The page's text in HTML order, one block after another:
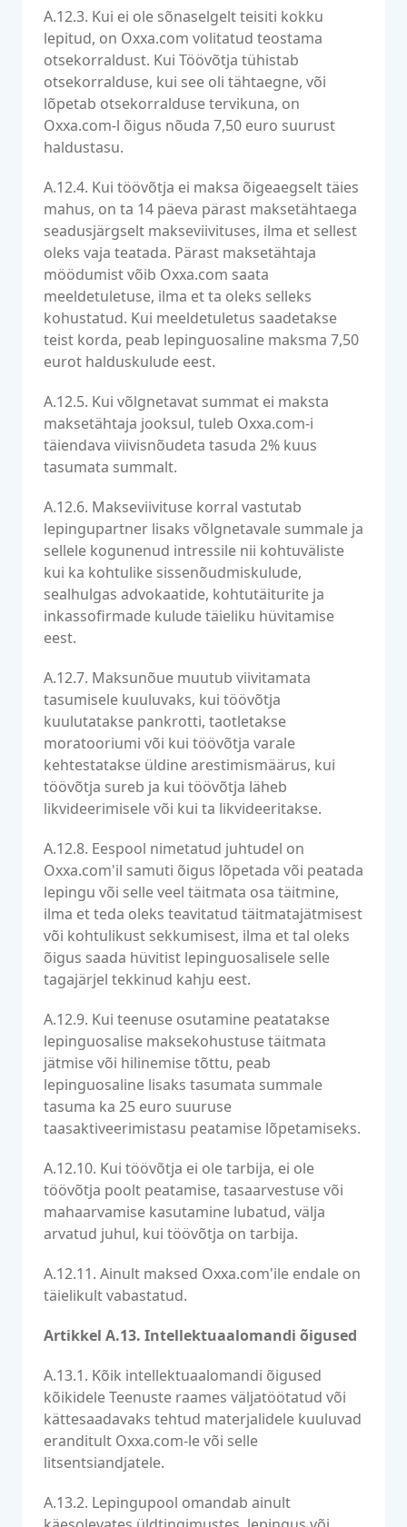
A.12.3. Kui ei ole sõnaselgelt teisiti kokku
lepitud, on Oxxa.com volitatud teostama
otsekorraldust. Kui Töövõtja tühistab
otsekorralduse, kui see oli tähtaegne, või
lõpetab otsekorralduse tervikuna, on
Oxxa.com-l õigus nõuda 7,50 euro suurust
haldustasu.
A.12.4. Kui töövõtja ei maksa õigeaegselt täies
mahus, on ta 14 päeva pärast maksetähtaega
seadusjärgselt makseviivituses, ilma et sellest
oleks vaja teatada. Pärast maksetähtaja
möödumist võib Oxxa.com saata
meeldetuletuse, ilma et ta oleks selleks
kohustatud. Kui meeldetuletus saadetakse
teist korda, peab lepinguosaline maksma 7,50
eurot halduskulude eest.
A.12.5. Kui võlgnetavat summat ei maksta
maksetähtaja jooksul, tuleb Oxxa.com-i
täiendava viivisnõudeta tasuda 2% kuus
tasumata summalt.
A.12.6. Makseviivituse korral vastutab
lepingupartner lisaks võlgnetavale summale ja
sellele kogunenud intressile nii kohtuväliste
kui ka kohtulike sissenõudmiskulude,
sealhulgas advokaatide, kohtutäiturite ja
inkassofirmade kulude täieliku hüvitamise
eest.
A.12.7. Maksunõue muutub viivitamata
tasumisele kuuluvaks, kui töövõtja
kuulutatakse pankrotti, taotletakse
moratooriumi või kui töövõtja varale
kehtestatakse üldine arestimismäärus, kui
töövõtja sureb ja kui töövõtja läheb
likvideerimisele või kui ta likvideeritakse.
A.12.8. Eespool nimetatud juhtudel on
Oxxa.com'il samuti õigus lõpetada või peatada
lepingu või selle veel täitmata osa täitmine,
ilma et teda oleks teavitatud täitmatajätmisest
või kohtulikust sekkumisest, ilma et tal oleks
õigus saada hüvitist lepinguosalisele selle
tagajärjel tekkinud kahju eest.
A.12.9. Kui teenuse osutamine peatatakse
lepinguosalise maksekohustuse täitmata
jätmise või hilinemise tõttu, peab
lepinguosaline lisaks tasumata summale
tasuma ka 25 euro suuruse
taasaktiveerimistasu peatamise lõpetamiseks.
A.12.10. Kui töövõtja ei ole tarbija, ei ole
töövõtja poolt peatamise, tasaarvestuse või
mahaarvamise kasutamine lubatud, välja
arvatud juhul, kui töövõtja on tarbija.
A.12.11. Ainult maksed Oxxa.com'ile endale on
täielikult vabastatud.
Artikkel A.13. Intellektuaalomandi õigused
A.13.1. Kõik intellektuaalomandi õigused
kõikidele Teenuste raames väljatöötatud või
kättesaadavaks tehtud materjalidele kuuluvad
eranditult Oxxa.com-le või selle
litsentsiandjatele.
A.13.2. Lepingupool omandab ainult